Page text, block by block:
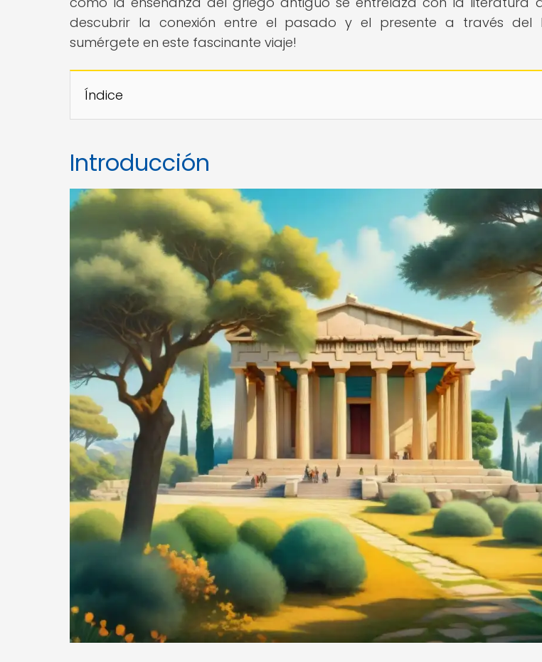
descubrir la conexión entre el pasado y el presente a través del
sumérgete en este fascinante viaje!
Índice
Introducción